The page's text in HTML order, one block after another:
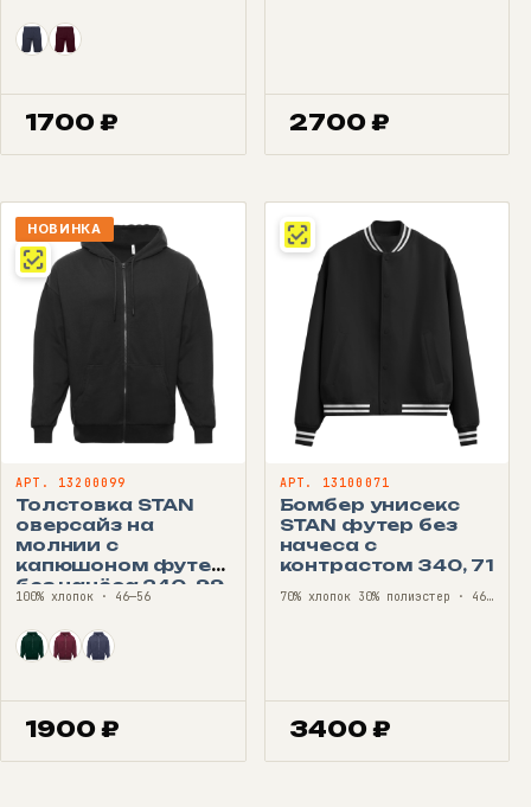
1700 ₽ 2700 ₽
НОВИНКА
АРТ. 13200099
Толстовка STAN
оверсайз на
молнии с
капюшоном футер
без начёса 240, 99
100% хлопок · 46—56
1900 ₽
АРТ. 13100071
Бомбер унисекс
STAN футер без
начеса с
контрастом 340, 71
70% хлопок 30% полиэстер · 46—56
3400 ₽